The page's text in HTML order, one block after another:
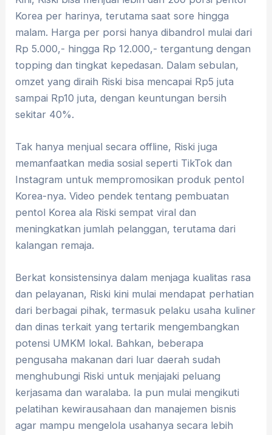
Korea per harinya, terutama saat sore hingga
malam. Harga per porsi hanya dibandrol mulai dari
Rp 5.000,- hingga Rp 12.000,- tergantung dengan
topping dan tingkat kepedasan. Dalam sebulan,
omzet yang diraih Riski bisa mencapai Rp5 juta
sampai Rp10 juta, dengan keuntungan bersih
sekitar 40%.
Tak hanya menjual secara offline, Riski juga
memanfaatkan media sosial seperti TikTok dan
Instagram untuk mempromosikan produk pentol
Korea-nya. Video pendek tentang pembuatan
pentol Korea ala Riski sempat viral dan
meningkatkan jumlah pelanggan, terutama dari
kalangan remaja.
Berkat konsistensinya dalam menjaga kualitas rasa
dan pelayanan, Riski kini mulai mendapat perhatian
dari berbagai pihak, termasuk pelaku usaha kuliner
dan dinas terkait yang tertarik mengembangkan
potensi UMKM lokal. Bahkan, beberapa
pengusaha makanan dari luar daerah sudah
menghubungi Riski untuk menjajaki peluang
kerjasama dan waralaba. Ia pun mulai mengikuti
pelatihan kewirausahaan dan manajemen bisnis
agar mampu mengelola usahanya secara lebih